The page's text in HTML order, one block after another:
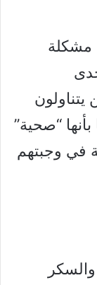
مشكلة
يتناولون
“صحية”
في وجبتهم